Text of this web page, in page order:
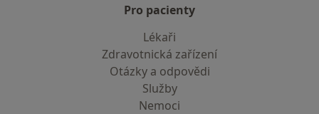
Pro pacienty
Lékaři
Zdravotnická zařízení
Otázky a odpovědi
Služby
Nemoci